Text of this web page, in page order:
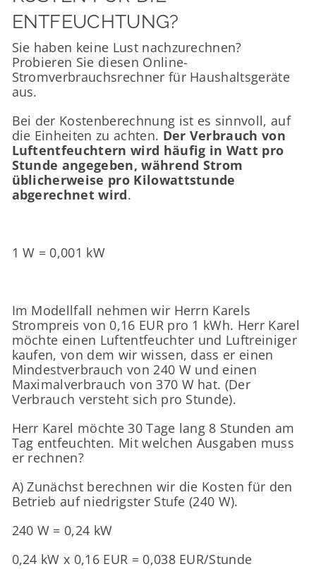
ENTFEUCHTUNG?
Sie haben keine Lust nachzurechnen?
Probieren Sie diesen Online-
Stromverbrauchsrechner für Haushaltsgeräte
aus.
Bei der Kostenberechnung ist es sinnvoll, auf
die Einheiten zu achten. Der Verbrauch von
Luftentfeuchtern wird häufig in Watt pro
Stunde angegeben, während Strom
üblicherweise pro Kilowattstunde
abgerechnet wird.
1 W = 0,001 kW
Im Modellfall nehmen wir Herrn Karels
Strompreis von 0,16 EUR pro 1 kWh. Herr Karel
möchte einen Luftentfeuchter und Luftreiniger
kaufen, von dem wir wissen, dass er einen
Mindestverbrauch von 240 W und einen
Maximalverbrauch von 370 W hat. (Der
Verbrauch versteht sich pro Stunde).
Herr Karel möchte 30 Tage lang 8 Stunden am
Tag entfeuchten. Mit welchen Ausgaben muss
er rechnen?
A) Zunächst berechnen wir die Kosten für den
Betrieb auf niedrigster Stufe (240 W).
240 W = 0,24 kW
0,24 kW x 0,16 EUR = 0,038 EUR/Stunde